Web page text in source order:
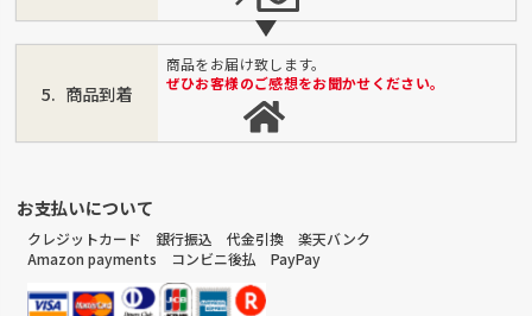
商品到着
商品をお届け致します。
ぜひお客様のご感想をお聞かせください。
お支払いについて
クレジットカード 銀行振込 代金引換 楽天バンク
Amazon payments コンビニ後払 PayPay